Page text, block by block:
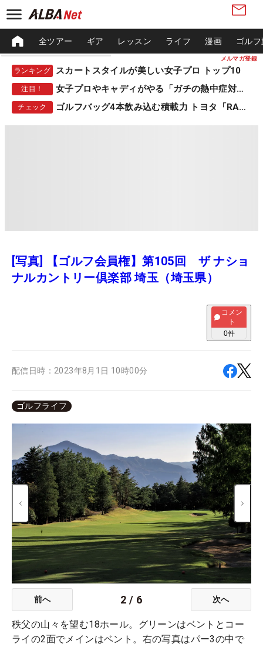
メルマガ登録
全ツアー ギア レッスン ライフ 漫画 ゴル
ランキング スカートスタイルが美しい女子プロ トップ10
注目！ 女子プロやキャディがやる「ガチの熱中症対策」
チェック ゴルフバッグ4本飲み込む積載力 トヨタ「RAV4」
[写真] 【ゴルフ会員権】第105回 ザ ナショ
ナルカントリー倶楽部 埼玉（埼玉県）
コメン
ト
0件
配信日時： 2023年8月1日 10時00分
ゴルフライフ
前へ 2 / 6 次へ
秩父の山々を望む18ホール。グリーンはベントとコー
ライの2面でメインはベント。右の写真はパー3の中で